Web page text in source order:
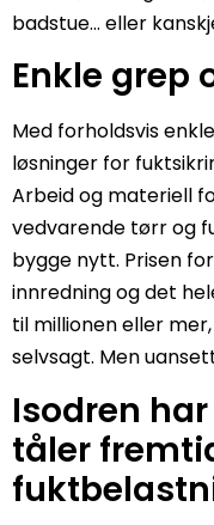
badstue… eller
Enkle grep
Med forholdsvis
løsninger for
Arbeid og materiell
vedvarende tørr og
bygge nytt. Prisen
innredning og det
til millionen eller
selvsagt. Men
Isodren
tåler